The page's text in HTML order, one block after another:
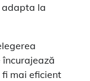
adapta la
încurajează
mai eficient